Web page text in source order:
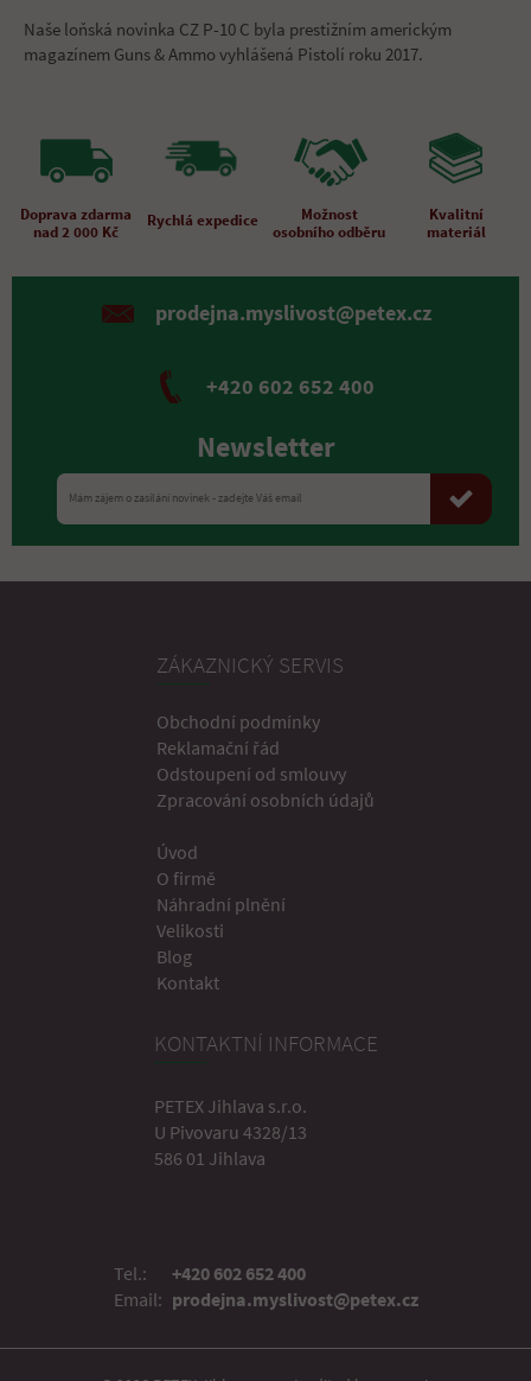
Naše loňská novinka CZ P-10 C byla prestižním americkým
magazínem Guns & Ammo vyhlášená Pistolí roku 2017.
Doprava zdarma
nad 2 000 Kč
Rychlá expedice
Možnost
osobního odběru
Kvalitní
materiál
prodejna.myslivost@petex.cz
+420 602 652 400
Newsletter
ZÁKAZNICKÝ SERVIS
Obchodní podmínky
Reklamační řád
Odstoupení od smlouvy
Zpracování osobních údajů
Úvod
O firmě
Náhradní plnění
Velikosti
Blog
Kontakt
KONTAKTNÍ INFORMACE
PETEX Jihlava s.r.o.
U Pivovaru 4328/13
586 01 Jihlava
Tel.:
+420 602 652 400
Email: prodejna.myslivost@petex.cz